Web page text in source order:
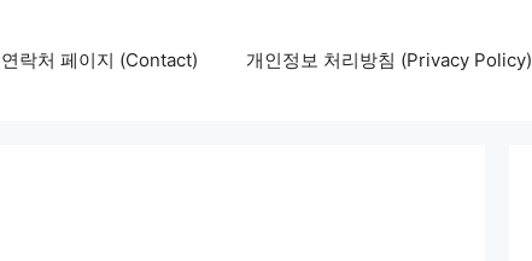
연락처 페이지 (Contact) 개인정보 처리방침 (Privacy Policy)